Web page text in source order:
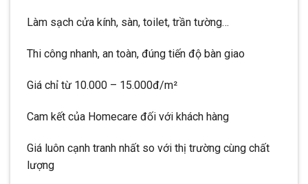
Làm sạch cửa kính, sàn, toilet, trần tường…
Thi công nhanh, an toàn, đúng tiến độ bàn giao
Giá chỉ từ 10.000 – 15.000đ/m²
Cam kết của Homecare đối với khách hàng
Giá luôn cạnh tranh nhất so với thị trường cùng chất
lượng